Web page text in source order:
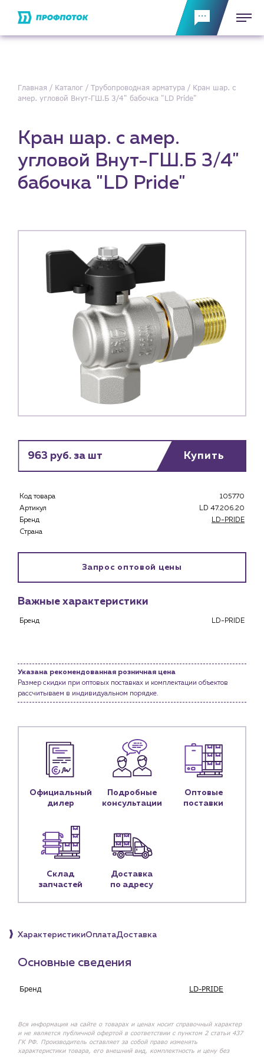
Специализированным магазинам
Монтажным бригадам
Услуги
Водоснабжение и теплоснабжение
Портфолио
Новости
Контакты
Контактные данные
Чат-бот
sales@profpotok.ru
Главная Каталог Трубопроводная арматура
Кран шар. с
амер. угловой Внут-ГШ.Б 3/4" бабочка "LD Pride"
Кран шар. с амер.
угловой Внут-ГШ.Б 3/4"
бабочка "LD Pride"
963 руб. за шт Купить
Код товара
105770
Артикул
LD 47.206.20
Бренд
LD-PRIDE
Страна
Запрос оптовой цены
Важные характеристики
Бренд LD-PRIDE
Указана рекомендованная розничная цена
Размер скидки при оптовых поставках и комплектации объектов
рассчитываем в индивидуальном порядке.
Официальный
дилер
Подробные
консультации
Оптовые
поставки
Склад
запчастей
Доставка
по адресу
ХарактеристикиОплатаДоставка
Основные сведения
Бренд LD-PRIDE
Вся информация на сайте о товарах и ценах носит справочный характер
и не является публичной офертой в соответствии с пунктом 2 статьи 437
ГК РФ. Производитель оставляет за собой право изменять
характеристики товара, его внешний вид, комплектность и цену без